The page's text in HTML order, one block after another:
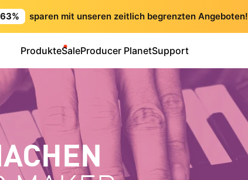
sparen mit unseren zeitlich begrenzten Angeboten!
ProdukteSaleProducer PlanetSupport